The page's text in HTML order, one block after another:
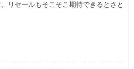
リセールもそこそこ期待できるとさと